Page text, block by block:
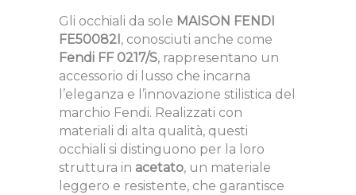
Gli occhiali da sole MAISON FENDI
FE50082I, conosciuti anche come
Fendi FF 0217/S, rappresentano un
accessorio di lusso che incarna
l’eleganza e l’innovazione stilistica del
marchio Fendi. Realizzati con
materiali di alta qualità, questi
occhiali si distinguono per la loro
struttura in acetato, un materiale
leggero e resistente, che garantisce